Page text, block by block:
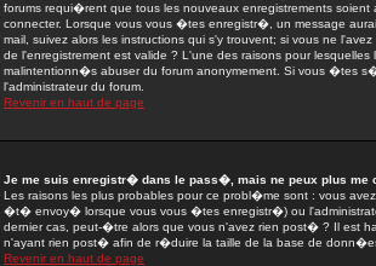
forums requi�rent que tous les nouveaux enregistrements
connecter. Lorsque vous vous �tes enregistr�, un message
mail, suivez alors les instructions qui s'y trouvent; si vous ne
de l'enregistrement est valide ? L'une des raisons pour
malintentionn�s abuser du forum anonymement. Si vous �tes
l'administrateur du forum.
Revenir en haut de page
Je me suis enregistr� dans le pass�, mais ne peux plus me
Les raisons les plus probables pour ce probl�me sont : vous
�t� envoy� lorsque vous vous �tes enregistr�) ou
dernier cas, peut-�tre alors que vous n'avez rien post� ? Il est
n'ayant rien post� afin de r�duire la taille de la base de
Revenir en haut de page